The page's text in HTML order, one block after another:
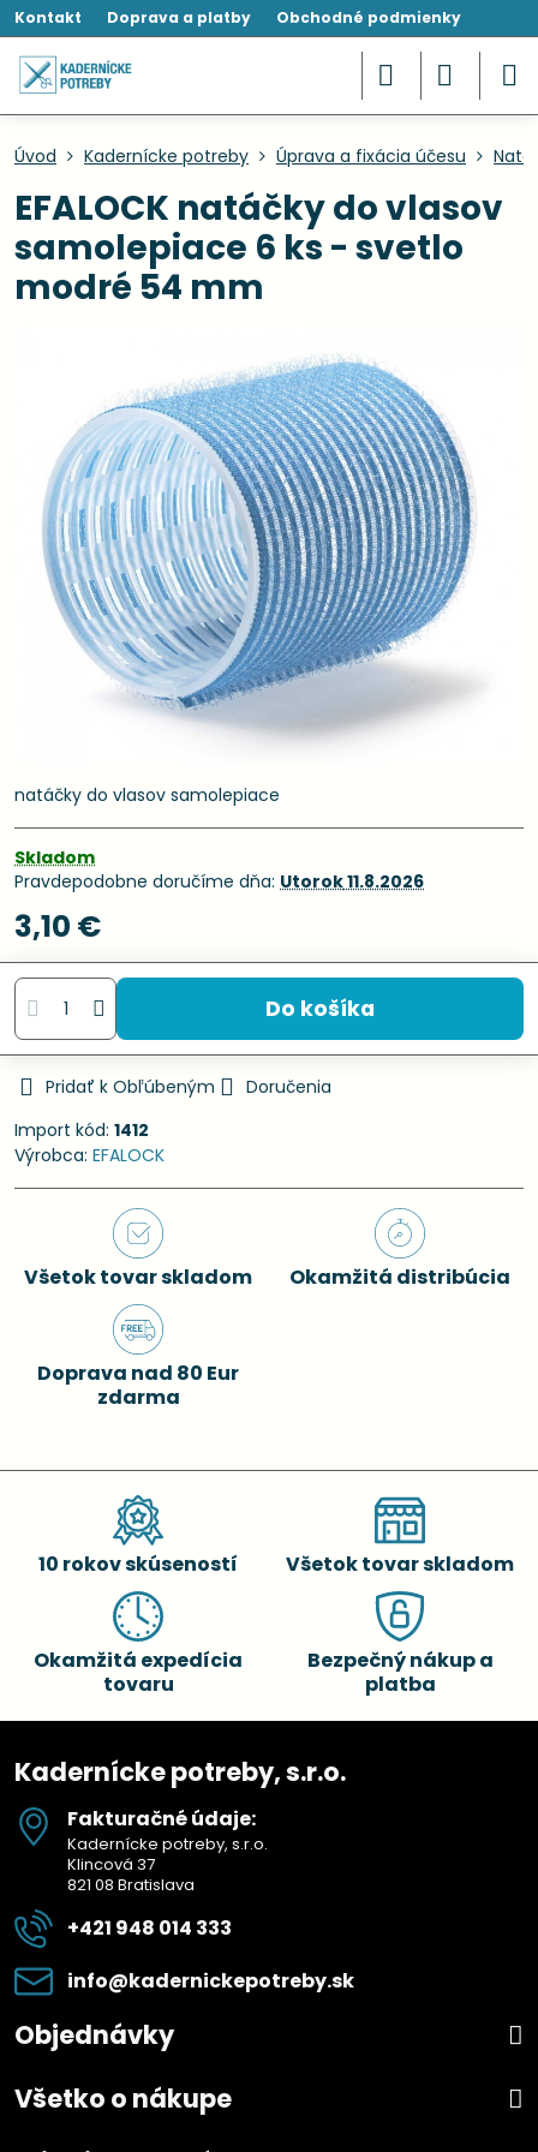
Kontakt Doprava a platby Obchodné podmienky
Úvod Kadernícke potreby Úprava a fixácia účesu
EFALOCK natáčky do vlasov
samolepiace 6 ks - svetlo
modré 54 mm
natáčky do vlasov samolepiace
Skladom
Pravdepodobne doručíme dňa: Utorok11.8.2026
3,10 €
Do košíka
Pridať k Obľúbeným
Doručenia
Import kód: 1412
Výrobca: EFALOCK
Všetok tovar skladom Okamžitá distribúcia
Doprava nad 80 Eur
zdarma
10 rokov skúseností Všetok tovar skladom
Okamžitá expedícia
tovaru
Bezpečný nákup a
platba
Kadernícke potreby, s.r.o.
Fakturačné údaje:
Kadernícke potreby, s.r.o.
Klincová 37
821 08 Bratislava
+421 948 014 333
info​@kadernickepotreby​.sk
Objednávky
Všetko o nákupe